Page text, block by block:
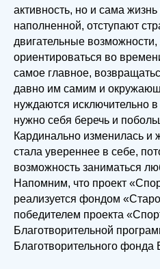
активность, но и сама
наполненной, отступают
двигательные
ориентироваться во
самое главное,
давно им самим и
нуждаются исключительно
нужно себя беречь и
Кардинально изменилась
стала увереннее в себе,
возможность заниматься
Напомним, что проект
реализуется фондом
победителем проекта
Благотворительной
Благотворительного